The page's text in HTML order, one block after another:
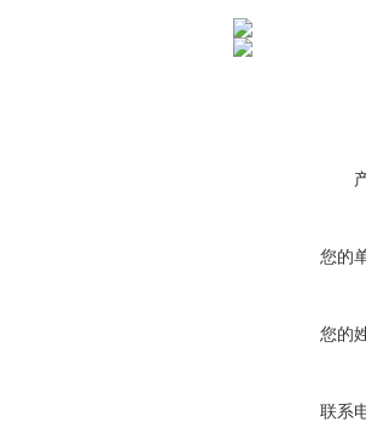
您的
您的
联系